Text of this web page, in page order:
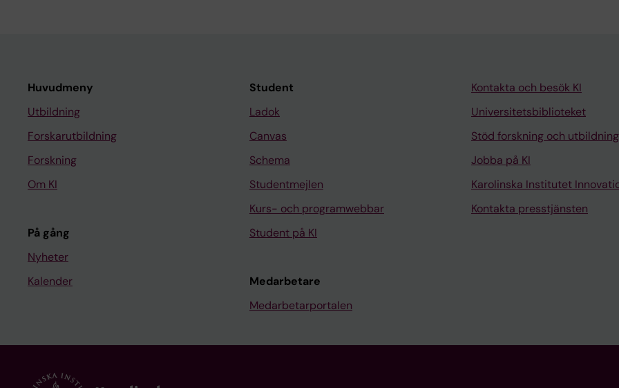
Huvudmeny
Utbildning
Forskarutbildning
Forskning
Om KI
På gång
Nyheter
Kalender
Student
Ladok
Canvas
Schema
Studentmejlen
Kurs- och programwebbar
Student på KI
Medarbetare
Medarbetarportalen
Kontakta och besök KI
Universitetsbiblioteket
Stöd forskning och utbildning
Jobba på KI
Karolinska Institutet
Kontakta presstjänsten